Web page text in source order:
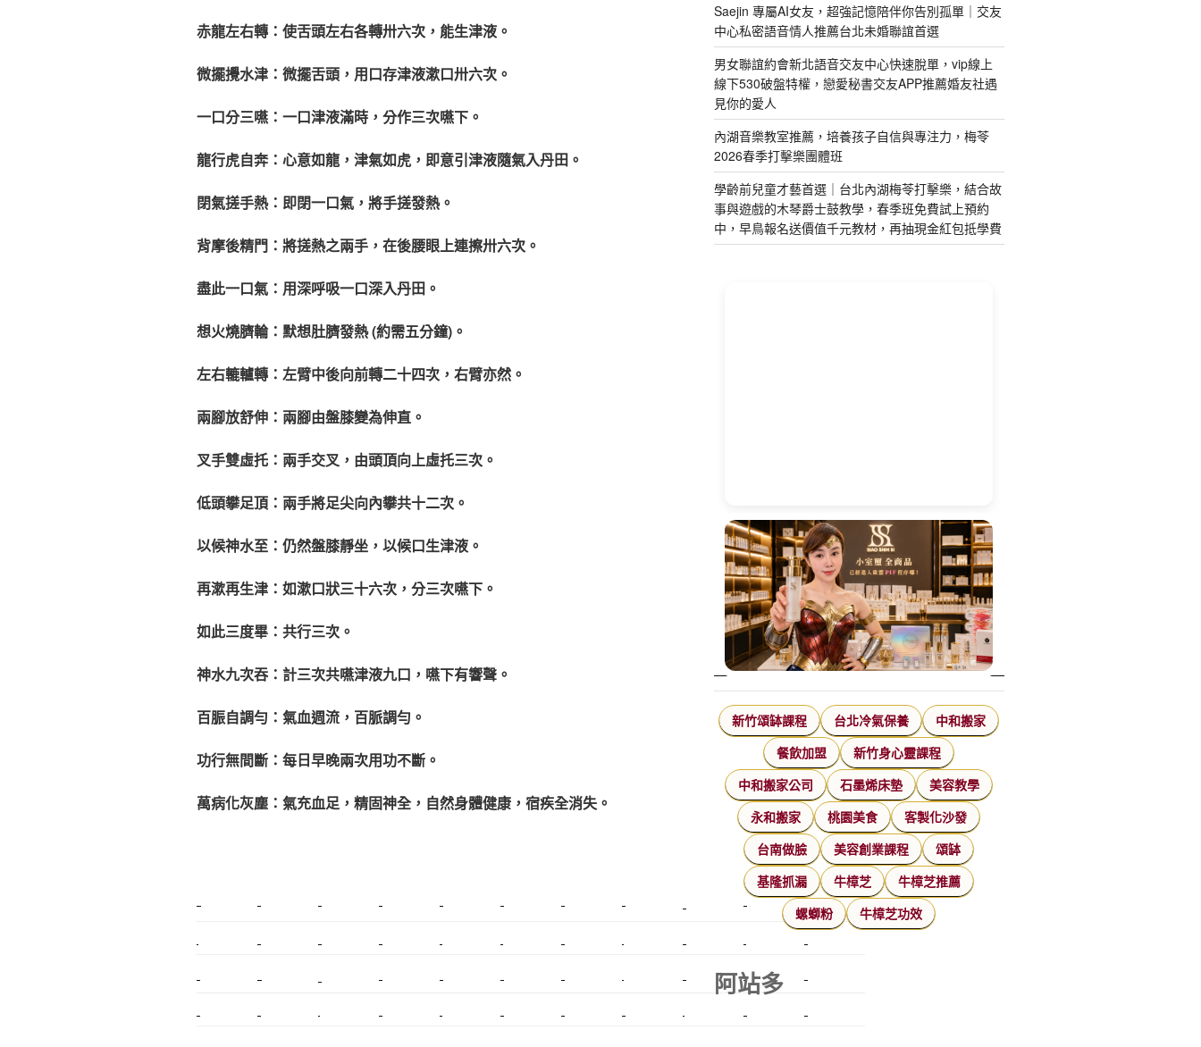
赤龍左右轉：使舌頭左右各轉卅六次，能生津液。
微擺攪水津：微擺舌頭，用口存津液漱口卅六次。
一口分三嚥：一口津液滿時，分作三次嚥下。
龍行虎自奔：心意如龍，津氣如虎，即意引津液隨氣入丹田。
閉氣搓手熱：即閉一口氣，將手搓發熱。
背摩後精門：將搓熱之兩手，在後腰眼上連擦卅六次。
盡此一口氣：用深呼吸一口深入丹田。
想火燒臍輪：默想肚臍發熱 (約需五分鐘)。
左右轆轤轉：左臂中後向前轉二十四次，右臂亦然。
兩腳放舒伸：兩腳由盤膝變為伸直。
叉手雙虛托：兩手交叉，由頭頂向上虛托三次。
低頭攀足頂：兩手將足尖向內攀共十二次。
以候神水至：仍然盤膝靜坐，以候口生津液。
再漱再生津：如漱口狀三十六次，分三次嚥下。
如此三度畢：共行三次。
神水九次吞：計三次共嚥津液九口，嚥下有響聲。
百脤自調勻：氣血週流，百脈調勻。
功行無間斷：每日早晚兩次用功不斷。
萬病化灰塵：氣充血足，精固神全，自然身體健康，宿疾全消失。
Saejin 專屬AI女友，超強記憶陪伴你告別孤單｜交友
中心私密語音情人推薦台北未婚聯誼首選
男女聯誼約會新北語音交友中心快速脫單，vip線上
線下530破盤特權，戀愛秘書交友APP推薦婚友社遇
見你的愛人
內湖音樂教室推薦，培養孩子自信與專注力，梅苓
2026春季打擊樂團體班
學齡前兒童才藝首選｜台北內湖梅苓打擊樂，結合故
事與遊戲的木琴爵士鼓教學，春季班免費試上預約
中，早鳥報名送價值千元教材，再抽現金紅包抵學費
新竹頌缽課程 台北冷氣保養 中和搬家
餐飲加盟 新竹身心靈課程
中和搬家公司 石墨烯床墊 美容教學
永和搬家 桃園美食 客製化沙發
台南做臉 美容創業課程 頌缽
基隆抓漏 牛樟芝 牛樟芝推薦
螺螄粉 牛樟芝功效
阿站多